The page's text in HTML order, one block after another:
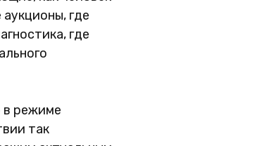
где
где
в режиме
так